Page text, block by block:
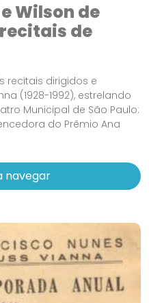
Wilson de
de
recitais dirigidos e
(1928-1992), estrelando
Municipal de São Paulo:
do Prêmio Ana
navegar